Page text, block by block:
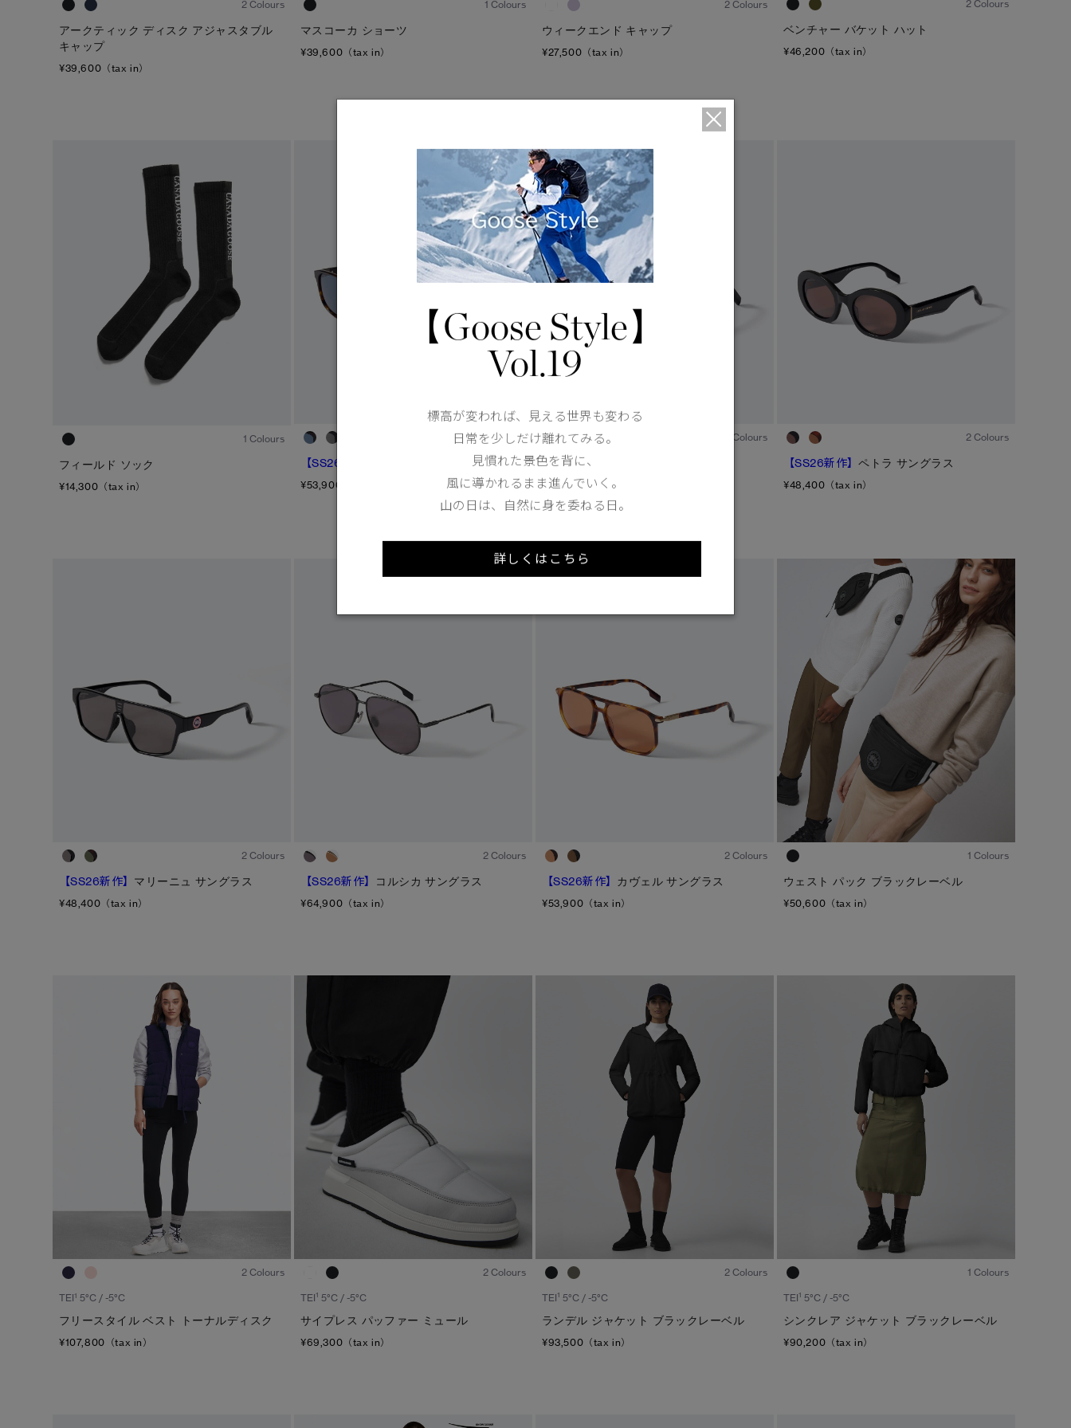
2 Colours
アークティック ディスク アジャスタブル
キャップ
¥39,600（tax in）
1 Colours
マスコーカ ショーツ
¥39,600（tax in）
2 Colours
ウィークエンド キャップ
¥27,500（tax in）
2 Colours
ベンチャー バケット ハット
¥46,200（tax in）
1 Colours
フィールド ソック
¥14,300（tax in）
2 Colours
【SS26新作】 ヴァーダント サングラス
¥53,900（tax in）
1 Colours
【SS26新作】
¥40,700（tax in）
2 Colours
【SS26新作】ペトラ サングラス
¥48,400（tax in）
2 Colours
【SS26新作】 マリーニュ サングラス
¥48,400（tax in）
2 Colours
【SS26新作】 コルシカ サングラス
¥64,900（tax in）
2 Colours
【SS26新作】 カヴェル サングラス
¥53,900（tax in）
1 Colours
ウェスト パック ブラックレーベル
¥50,600（tax in）
2 Colours
TEI1 5°C / -5°C
フリースタイル ベスト トーナルディスク
¥107,800（tax in）
/8
2 Colours
TEI1 5°C / -5°C
サイプレス パッファー ミュール
¥69,300（tax in）
2 Colours
TEI1 5°C / -5°C
ランデル ジャケット ブラックレーベル
¥93,500（tax in）
1 Colours
TEI1 5°C / -5°C
シンクレア ジャケット ブラックレーベル
¥90,200（tax in）
【Goose Style】
Vol.19
標高が変われば、見える世界も変わる
日常を少しだけ離れてみる。
見慣れた景色を背に、
風に導かれるまま進んでいく。
山の日は、自然に身を委ねる日。
詳しくはこちら